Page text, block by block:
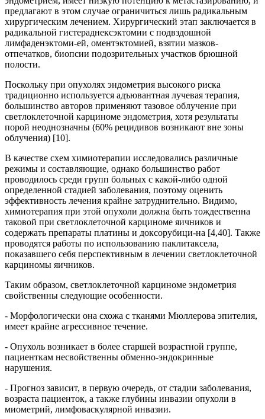
предлагают в этом случае ограничиться лишь радикальным
хирургическим лечением. Хирургический этап заключается в
радикальной гистераднексэктомии с подвздошной
лимфаденэктоми-ей, оментэктомией, взятии мазков-
отпечатков, биопсии подозрительных участков брюшной
полости.
Поскольку при опухолях эндометрия высокого риска
традиционно используется адъювантная лучевая терапия,
большинство авторов применяют тазовое облучение при
светлоклеточной карциноме эндометрия, хотя результаты
порой неоднозначны (60% рецидивов возникают вне зоны
облучения) [10].
В качестве схем химиотерапии исследовались различные
режимы и составляющие, однако большинство работ
проводилось среди групп больных с какой-либо одной
определенной стадией заболевания, поэтому оценить
эффективность лечения крайне затруднительно. Видимо,
химиотерапия при этой опухоли должна быть тождественна
таковой при светлоклеточной карциноме яичников и
содержать препараты платины и доксорубици-на [4,40]. Также
проводятся работы по использованию паклитаксела,
показавшего себя перспективным в лечении светлоклеточной
карциномы яичников.
Таким образом, светлоклеточной карциноме эндометрия
свойственны следующие особенности.
- Морфологически она схожа с тканями Мюллерова эпителия,
имеет крайне агрессивное течение.
- Опухоль возникает в более старшей возрастной группе,
пациенткам несвойственны обменно-эндокринные
нарушения.
- Прогноз зависит, в первую очередь, от стадии заболевания,
возраста пациенток, а также глубины инвазии опухоли в
миометрий, лимфоваскулярной инвазии.